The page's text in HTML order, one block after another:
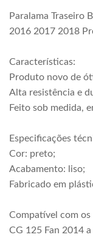
Paralama Traseiro
2016 2017 2018
Características:
Produto novo de
Alta resistência e
Feito sob medida,
Especificações
Cor: preto;
Acabamento: liso;
Fabricado em
Compatível com os
CG 125 Fan 2014